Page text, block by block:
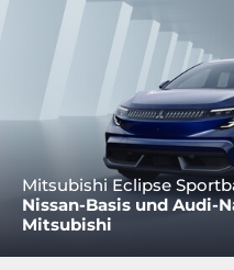
Mitsubishi Eclipse
Nissan-Basis und Audi-
Mitsubishi